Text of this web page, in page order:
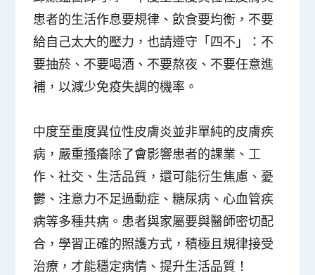
患者的生活作息要規律、飲食要均衡，不要
給自己太大的壓力，也請遵守「四不」：不
要抽菸、不要喝酒、不要熬夜、不要任意進
補，以減少免疫失調的機率。
中度至重度異位性皮膚炎並非單純的皮膚疾
病，嚴重搔癢除了會影響患者的課業、工
作、社交、生活品質，還可能衍生焦慮、憂
鬱、注意力不足過動症、糖尿病、心血管疾
病等多種共病。患者與家屬要與醫師密切配
合，學習正確的照護方式，積極且規律接受
治療，才能穩定病情、提升生活品質！